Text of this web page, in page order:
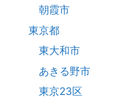
朝霞市
東京都
東大和市
あきる野市
東京23区